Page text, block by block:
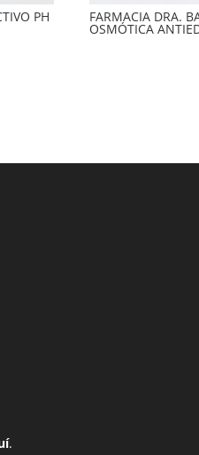
PH FARMACIA DRA.
OSMÓTICA
.